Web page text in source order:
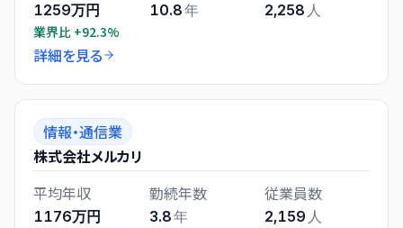
1259万円
業界比 +92.3%
10.8年 2,258 人
詳細を見る
情報・通信業
株式会社メルカリ
平均年収
1176万円
勤続年数
3.8年
従業員数
2,159 人